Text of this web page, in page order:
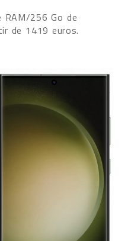
RAM/256 Go de
de 1419 euros.